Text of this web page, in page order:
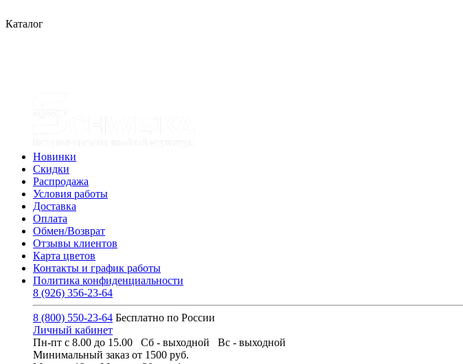
Каталог
Новинки
Скидки
Распродажа
Условия работы
Доставка
Оплата
Обмен/Возврат
Отзывы клиентов
Карта цветов
Контакты и график работы
Политика конфиденциальности
8 (926) 356-23-64
8 (800) 550-23-64 Бесплатно по России
Личный кабинет
Пн-пт с 8.00 до 15.00 Сб - выходной Вс - выходной
Минимальный заказ от 1500 руб.